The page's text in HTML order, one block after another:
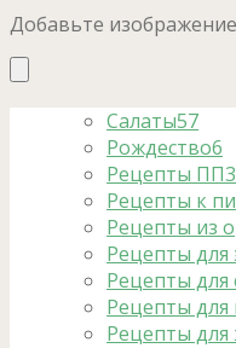
Добавьте изображение
Салаты57
Рождество6
Рецепты ПП
Рецепты к
Рецепты из
Рецепты для
Рецепты
Рецепты для
Рецепты